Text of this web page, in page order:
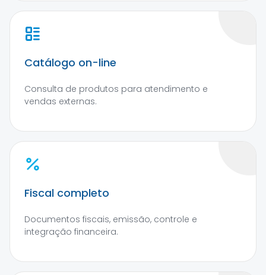
Catálogo on-line
Consulta de produtos para atendimento e
vendas externas.
Fiscal completo
Documentos fiscais, emissão, controle e
integração financeira.